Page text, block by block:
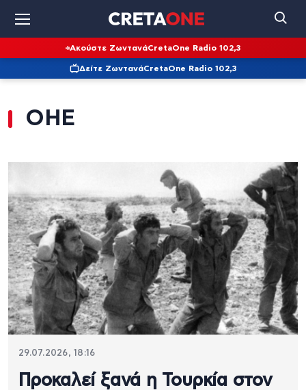
Ακούστε ΖωντανάCretaOne Radio 102,3
Δείτε ΖωντανάCretaOne Radio 102,3
ΟΗΕ
29.07.2026, 18:16
Προκαλεί ξανά η Τουρκία στον